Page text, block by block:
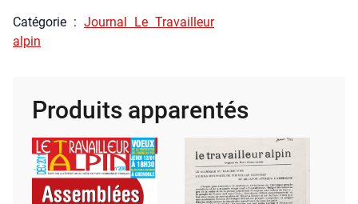
Le
Tra­
mars
Caté­go­rie : Jour­nal Le Tra­vailleur
alpin
Produits apparentés